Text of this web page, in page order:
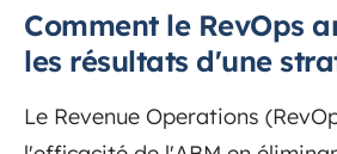
Comment le RevOps
les résultats d'une
Le Revenue Operations